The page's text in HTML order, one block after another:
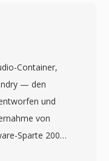
und kodiert
werden.
Interlaced-
bei
Container,
— den
und
von
Sparte 2003
adressiert